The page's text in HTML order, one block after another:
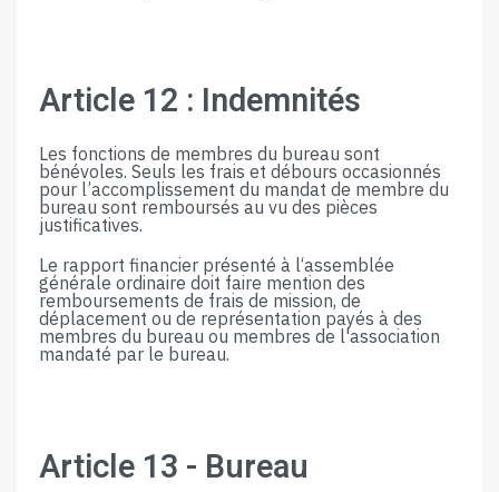
Article​ ​12​ ​:​ ​Indemnités
Les​ ​fonctions​ ​de​ ​membres​ ​du​ ​​bureau​ ​sont​ ​
bénévoles.​ ​Seuls​ ​les​ ​frais​ ​et débours​ ​occasionnés​ ​
pour​ ​l’accomplissement​ ​du​ ​ mandat de ​ ​membre​ ​du​ ​
bureau sont​ ​remboursés​ ​au​ ​vu​ ​des​ ​pièces​ ​
justificatives.​ ​
Le​ ​rapport​ ​financier​ ​présenté​ ​à​ ​l‘assemblée​ ​
générale ordinaire​ ​doit​ ​faire​ ​mention​ ​des​
remboursements​ ​de​ ​frais​ ​de​ ​mission,​ ​de​ ​
déplacement​ ​ou​ ​de représentation​ ​payés​ ​à​ ​des​ ​
membres​ ​​du​ ​bureau​ ​ou membres​ ​de​ ​l'association​ ​
mandaté​ ​par​ ​le​ ​​bureau.
Article​ ​13​ ​-​ Bureau